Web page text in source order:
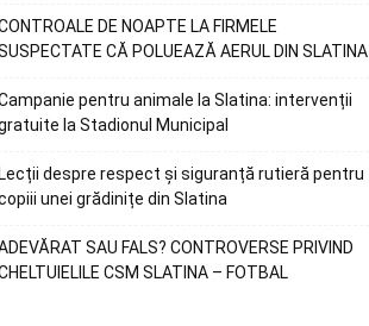
DE NOAPTE LA FIRMELE
CĂ POLUEAZĂ AERUL DIN SLATINA
pentru animale la Slatina: intervenții
la Stadionul Municipal
Lecții despre respect și siguranță rutieră pentru
unei grădinițe din Slatina
SAU FALS? CONTROVERSE PRIVIND
CSM SLATINA – FOTBAL